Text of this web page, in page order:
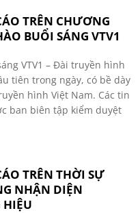
TRÊN CHƯƠNG
BUỔI SÁNG VTV1
VTV1 – Đài truyền hình
tiên trong ngày, có bề dày
hình Việt Nam. Các tin
ban biên tập kiểm duyệt
TRÊN THỜI SỰ
NHẬN DIỆN